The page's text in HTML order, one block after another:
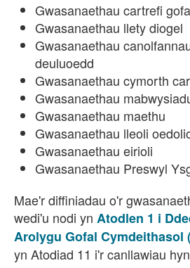
Gwasanaethau cartrefi
Gwasanaethau llety diogel
Gwasanaethau
deuluoedd
Gwasanaethau cymorth
Gwasanaethau
Gwasanaethau maethu
Gwasanaethau lleoli
Gwasanaethau eirioli
Gwasanaethau Preswyl
Mae'r diffiniadau o'r
wedi'u nodi yn Atodlen 1 i
Arolygu Gofal Cymdeithasol
yn Atodiad 11 i'r canllawiau